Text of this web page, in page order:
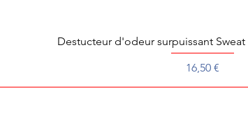
Aperçu rapide
Destucteur d'odeur surpuissant
Prix
16,50 €